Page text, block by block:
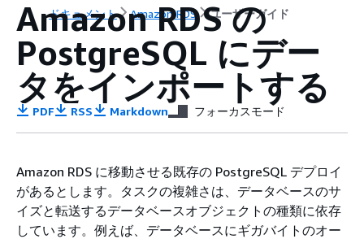
ドキュメント Amazon RDS ユーザーガイド
Amazon RDS の
PostgreSQL にデー
タをインポートする
PDF RSS Markdown フォーカスモード
Amazon RDS に移動させる既存の PostgreSQL デプロイ
があるとします。タスクの複雑さは、データベースのサ
イズと転送するデータベースオブジェクトの種類に依存
しています。例えば、データベースにギガバイトのオー